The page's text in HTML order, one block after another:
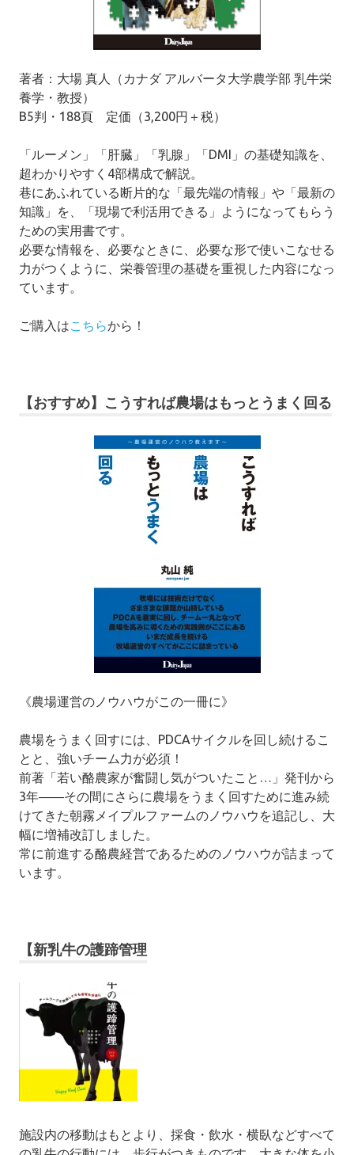
著者：大場 真人（カナダ アルバータ大学農学部 乳牛栄
養学・教授）
B5判・188頁 定価（3,200円＋税）
「ルーメン」「肝臓」「乳腺」「DMI」の基礎知識を、
超わかりやすく4部構成で解説。
巷にあふれている断片的な「最先端の情報」や「最新の
知識」を、「現場で利活用できる」ようになってもらう
ための実用書です。
必要な情報を、必要なときに、必要な形で使いこなせる
力がつくように、栄養管理の基礎を重視した内容になっ
ています。
ご購入はこちらから！
【おすすめ】こうすれば農場はもっとうまく回る
《農場運営のノウハウがこの一冊に》
農場をうまく回すには、PDCAサイクルを回し続けるこ
とと、強いチーム力が必須！
前著「若い酪農家が奮闘し気がついたこと…」発刊から
3年――その間にさらに農場をうまく回すために進み続
けてきた朝霧メイプルファームのノウハウを追記し、大
幅に増補改訂しました。
常に前進する酪農経営であるためのノウハウが詰まって
います。
【新乳牛の護蹄管理
施設内の移動はもとより、採食・飲水・横臥などすべて